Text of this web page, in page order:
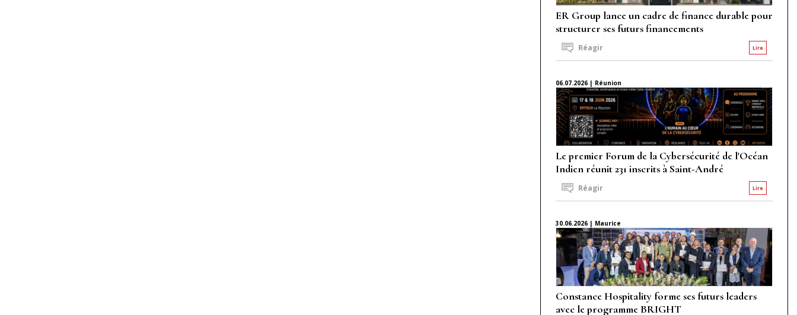
ER Group lance un cadre de finance durable pour
structurer ses futurs financements
Lire
Réagir
06.07.2026 | Réunion
Le premier Forum de la Cybersécurité de l'Océan
Indien réunit 231 inscrits à Saint-André
Lire
Réagir
30.06.2026 | Maurice
Constance Hospitality forme ses futurs leaders
avec le programme BRIGHT